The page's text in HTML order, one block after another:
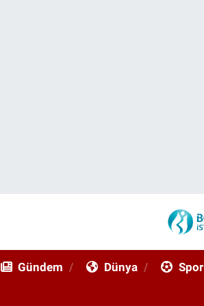
Gündem Dünya Spor